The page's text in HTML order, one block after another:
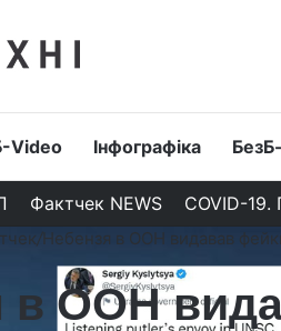
Video Інфографіка
Фактчек NEWS COVID-19.
/Небензя в ООН видавав
в ООН